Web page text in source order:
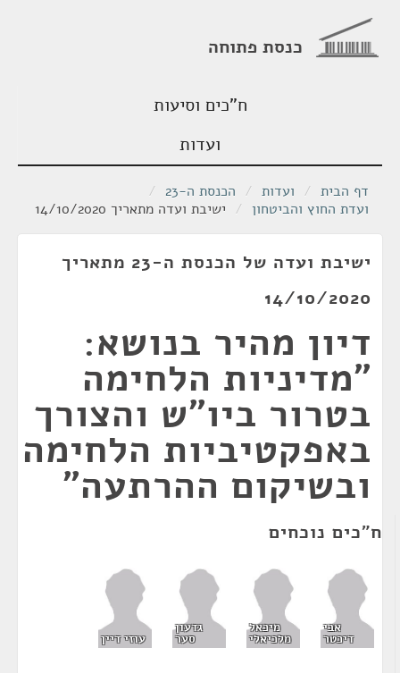
כנסת פתוחה
ח"כים וסיעות
ועדות
דף הבית / ועדות / הכנסת ה-23
/
ועדת החוץ והביטחון / ישיבת ועדה מתאריך 14/10/2020
ישיבת ועדה של הכנסת ה-23 מתאריך
14/10/2020
דיון מהיר בנושא:
"מדיניות הלחימה
בטרור ביו"ש והצורך
באפקטיביות הלחימה
ובשיקום ההרתעה"
ח"כים נוכחים
אבי
דיכטר
מיכאל
מלכיאלי
גדעון
סער עוזי דיין